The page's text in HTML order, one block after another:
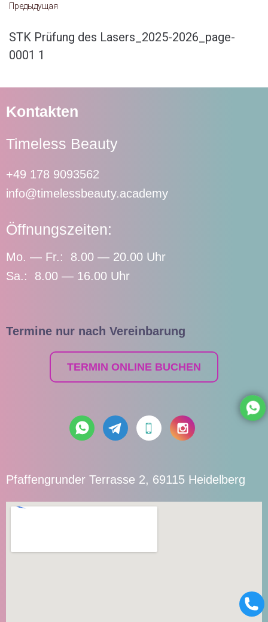
Предыдущая
STK Prüfung des Lasers_2025-2026_page-
0001 1
Kontakten
Timeless Beauty
+49 178 9093562
info@timelessbeauty.academy
Öffnungszeiten:
Mo. — Fr.: 8.00 — 20.00 Uhr
Sa.: 8.00 — 16.00 Uhr
Termine nur nach Vereinbarung
TERMIN ONLINE BUCHEN
Pfaffengrunder Terrasse 2, 69115 Heidelberg